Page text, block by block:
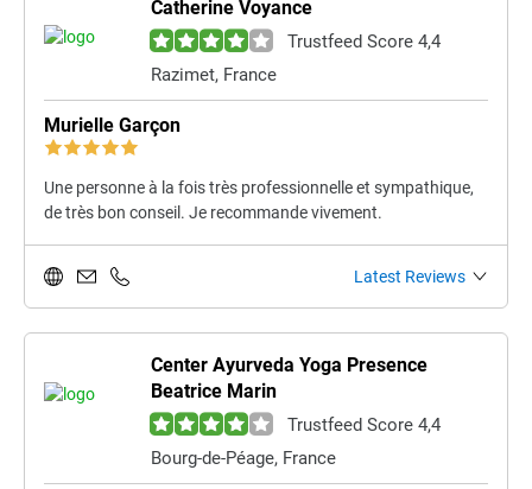
Catherine Voyance
Trustfeed Score 4,4
Razimet, France
Murielle Garçon
Une personne à la fois très professionnelle et sympathique,
de très bon conseil. Je recommande vivement.
Latest Reviews
Center Ayurveda Yoga Presence
Beatrice Marin
Trustfeed Score 4,4
Bourg-de-Péage, France